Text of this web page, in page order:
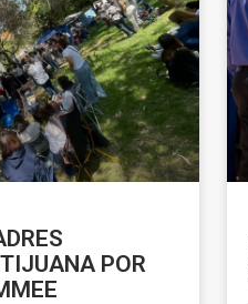
POR